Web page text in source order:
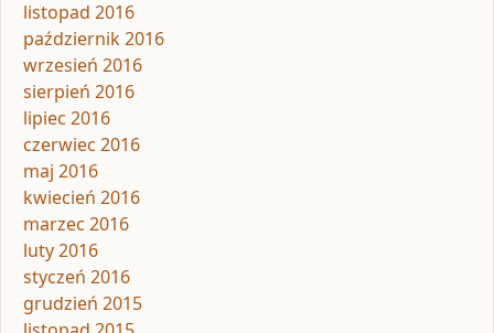
listopad 2016
październik 2016
wrzesień 2016
sierpień 2016
lipiec 2016
czerwiec 2016
maj 2016
kwiecień 2016
marzec 2016
luty 2016
styczeń 2016
grudzień 2015